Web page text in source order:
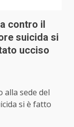
contro il
suicida si
ucciso
sede del
si è fatto